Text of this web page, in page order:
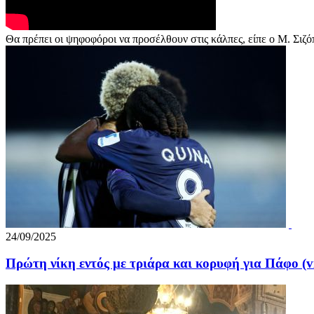
Θα πρέπει οι ψηφοφόροι να προσέλθουν στις κάλπες, είπε ο Μ.
24/09/2025
Πρώτη νίκη εντός με τριάρα και κορυφή για Πάφο